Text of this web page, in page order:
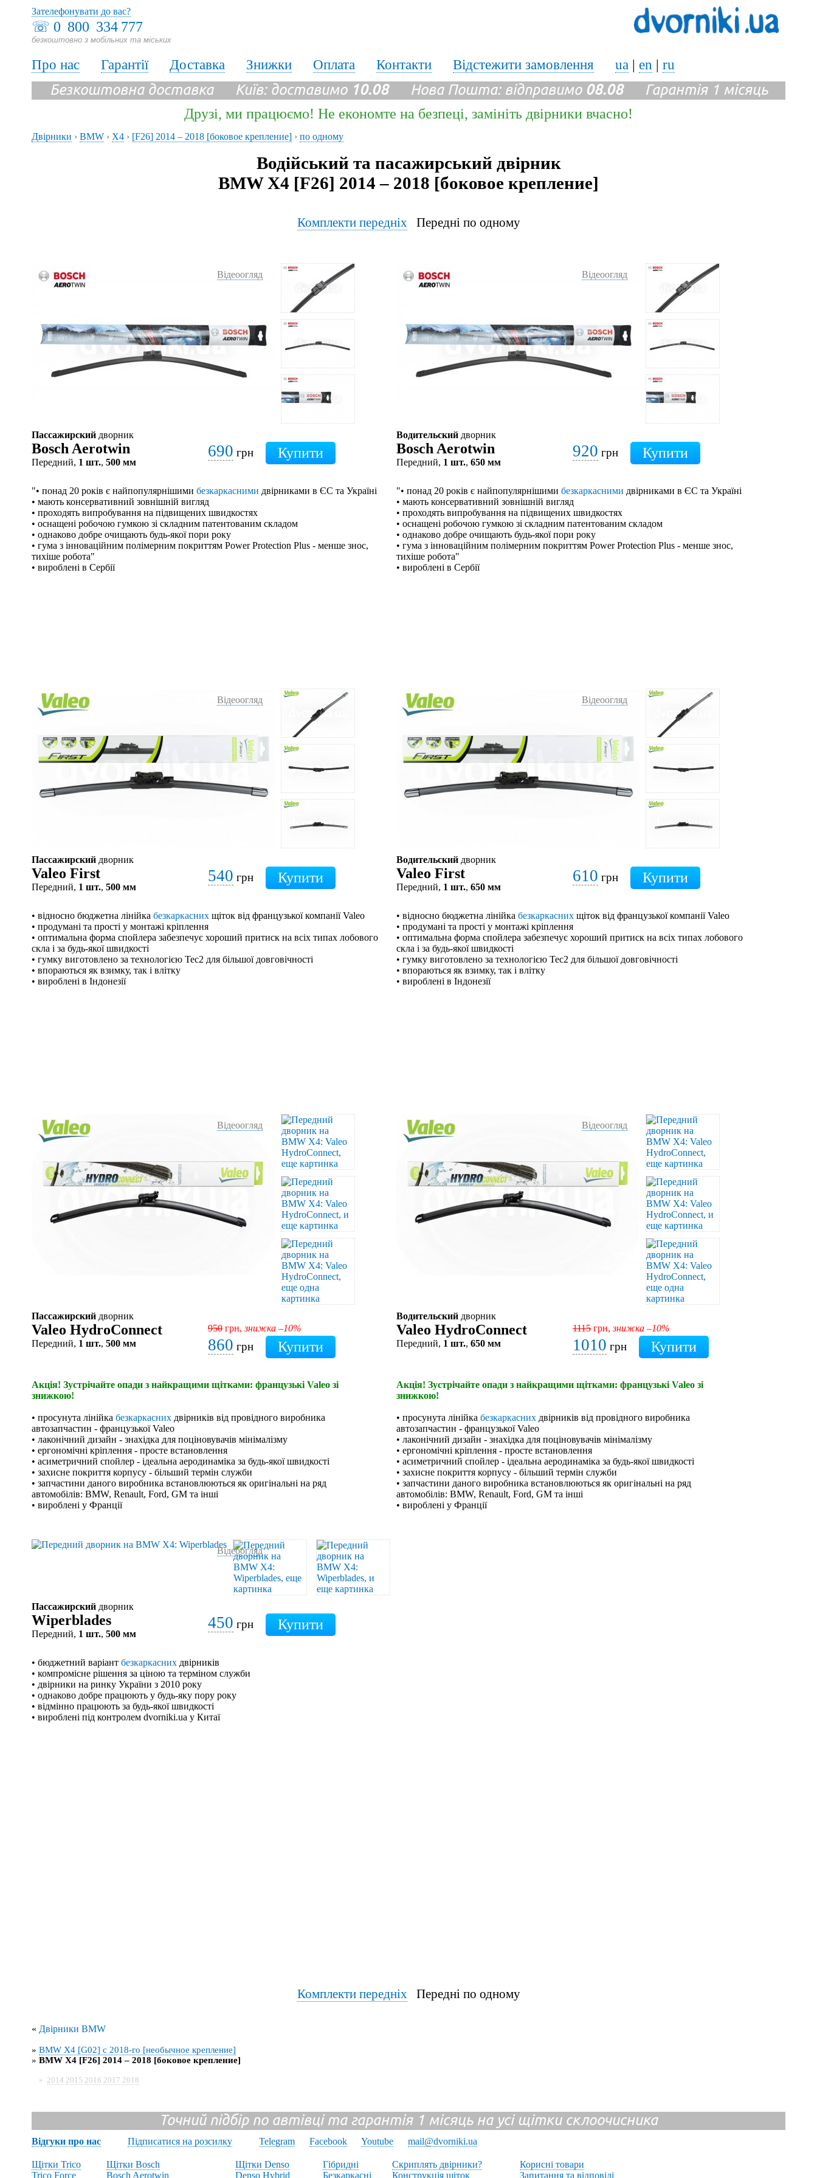
☏ 0 800 334 777
безкоштовно з мобільних та міських
Зателефонувати до вас?
Про нас Гарантії Доставка Знижки Оплата Контакти Відстежити замовлення ua | en | ru
Безкоштовна доставка Київ: доставимо 10.08Нова Пошта: відправимо 08.08Гарантія 1 місяць
Друзі, ми працюємо! Не економте на безпеці, замініть двірники вчасно!
Двірники › BMW › X4 › [F26] 2014 – 2018 [боковое крепление] › по одному
Водійський та пасажирський двірник
BMW X4 [F26] 2014 – 2018 [боковое крепление]
Комплекти передніхПередні по одному
Відеоогляд
Пассажирский дворник
Bosch Aerotwin
Передний, 1 шт., 500 мм
690 грн
"• понад 20 років є найпопулярнішими безкаркасними двірниками в ЄС та Україні
• мають консервативний зовнішній вигляд
• проходять випробування на підвищених швидкостях
• оснащені робочою гумкою зі складним патентованим складом
• однаково добре очищають будь-якої пори року
• гума з інноваційним полімерним покриттям Power Protection Plus - менше знос,
тихіше робота"
• вироблені в Сербії
Відеоогляд
Водительский дворник
Bosch Aerotwin
Передний, 1 шт., 650 мм
920 грн
"• понад 20 років є найпопулярнішими безкаркасними двірниками в ЄС та Україні
• мають консервативний зовнішній вигляд
• проходять випробування на підвищених швидкостях
• оснащені робочою гумкою зі складним патентованим складом
• однаково добре очищають будь-якої пори року
• гума з інноваційним полімерним покриттям Power Protection Plus - менше знос,
тихіше робота"
• вироблені в Сербії
Відеоогляд
Пассажирский дворник
Valeo First
Передний, 1 шт., 500 мм
540 грн
• відносно бюджетна лінійка безкаркасних щіток від французької компанії Valeo
• продумані та прості у монтажі кріплення
• оптимальна форма спойлера забезпечує хороший притиск на всіх типах лобового
скла і за будь-якої швидкості
• гумку виготовлено за технологією Tec2 для більшої довговічності
• впораються як взимку, так і влітку
• вироблені в Індонезії
Відеоогляд
Водительский дворник
Valeo First
Передний, 1 шт., 650 мм
610 грн
• відносно бюджетна лінійка безкаркасних щіток від французької компанії Valeo
• продумані та прості у монтажі кріплення
• оптимальна форма спойлера забезпечує хороший притиск на всіх типах лобового
скла і за будь-якої швидкості
• гумку виготовлено за технологією Tec2 для більшої довговічності
• впораються як взимку, так і влітку
• вироблені в Індонезії
Відеоогляд
Пассажирский дворник
Valeo HydroConnect
Передний, 1 шт., 500 мм
950 грн,знижка –10%
860 грн
Акція! Зустрічайте опади з найкращими щітками: французькі Valeo зі
знижкою!
• просунута лінійка безкаркасних двірників від провідного виробника
автозапчастин - французької Valeo
• лаконічний дизайн - знахідка для поціновувачів мінімалізму
• ергономічні кріплення - просте встановлення
• асиметричний спойлер - ідеальна аеродинаміка за будь-якої швидкості
• захисне покриття корпусу - більший термін служби
• запчастини даного виробника встановлюються як оригінальні на ряд
автомобілів: BMW, Renault, Ford, GM та інші
• вироблені у Франції
Відеоогляд
Водительский дворник
Valeo HydroConnect
Передний, 1 шт., 650 мм
1115 грн,знижка –10%
1010 грн
Акція! Зустрічайте опади з найкращими щітками: французькі Valeo зі
знижкою!
• просунута лінійка безкаркасних двірників від провідного виробника
автозапчастин - французької Valeo
• лаконічний дизайн - знахідка для поціновувачів мінімалізму
• ергономічні кріплення - просте встановлення
• асиметричний спойлер - ідеальна аеродинаміка за будь-якої швидкості
• захисне покриття корпусу - більший термін служби
• запчастини даного виробника встановлюються як оригінальні на ряд
автомобілів: BMW, Renault, Ford, GM та інші
• вироблені у Франції
Відеоогляд
Пассажирский дворник
Wiperblades
Передний, 1 шт., 500 мм
450 грн
• бюджетний варіант безкаркасних двірників
• компромісне рішення за ціною та терміном служби
• двірники на ринку України з 2010 року
• однаково добре працюють у будь-яку пору року
• відмінно працюють за будь-якої швидкості
• вироблені під контролем dvorniki.ua у Китаї
Комплекти передніхПередні по одному
« Двірники BMW
» BMW X4 [G02] с 2018-го [необычное крепление]
» BMW X4 [F26] 2014 – 2018 [боковое крепление]
» 2014 2015 2016 2017 2018
Точний підбір по автівці та гарантія 1 місяць на усі щітки склоочисника
Відгуки про нас Підписатися на розсилку Telegram Facebook Youtube mail@dvorniki.ua
Щітки Trico
Trico Force
Щітки Bosch
Bosch Aerotwin
Щітки Denso
Denso Hybrid
Гібридні
Безкаркасні
Скриплять двірники?
Конструкція щіток
Корисні товари
Запитання та відповіді